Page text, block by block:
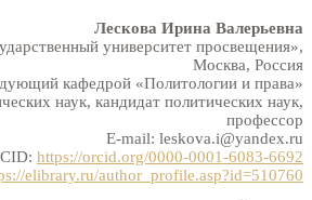
Лескова Ирина Валерьевна
университет просвещения»,
Москва, Россия
кафедрой «Политологии и права»
наук, кандидат политических наук,
профессор
E-mail: leskova.i@yandex.ru
https://orcid.org/0000-0001-6083-6692
elibrary.ru/author_profile.asp?id=510760